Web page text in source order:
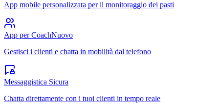
App mobile personalizzata per il monitoraggio dei pasti
App per CoachNuovo
Gestisci i clienti e chatta in mobilità dal telefono
Messaggistica Sicura
Chatta direttamente con i tuoi clienti in tempo reale